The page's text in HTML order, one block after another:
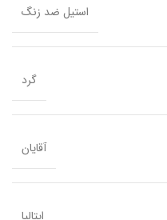
استیل ضد زنگ
گرد
آقایان
ایتالیا